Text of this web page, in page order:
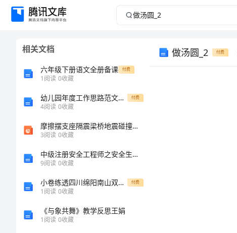
做
圆
天，
相关文档
六年级下册语文全册备课 付费
1阅读 0收藏
幼儿园年度工作思路范文与幼儿园年度工作计划实施方案合集 付费
4阅读 0收藏
摩擦摆支座隔震梁桥地震碰撞反应分析及粘滞阻尼器防撞控制研究
3阅读 0收藏
中级注册安全工程师之安全生产管理题库【真题汇编】
9阅读 0收藏
小卷练透四川绵阳南山双语学校数学七年级上册第三章一元一次方程方程章节练习练习题（含答案详解） 付费
1阅读 0收藏
《与象共舞》教学反思王娟
1阅读 0收藏
做汤圆_2 付费